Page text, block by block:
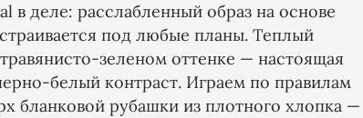
деле: расслабленный образ на основе
под любые планы. Теплый
зеленом оттенке — настоящая
белый контраст. Играем по правилам
бланковой рубашки из плотного хлопка —